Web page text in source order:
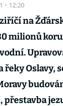
· 12:20
na
milionů
řeky Oslavy,
přestavba